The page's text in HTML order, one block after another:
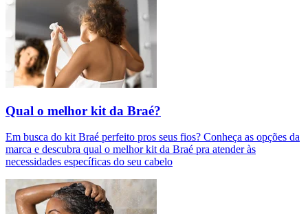
Qual o melhor kit da Braé?
Em busca do kit Braé perfeito pros seus fios? Conheça as opções da
marca e descubra qual o melhor kit da Braé pra atender às
necessidades específicas do seu cabelo